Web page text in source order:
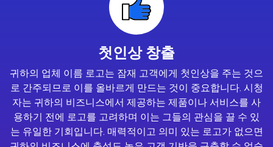
첫인상 창출
귀하의 업체 이름 로고는 잠재 고객에게 첫인상을 주는 것으
로 간주되므로 이를 올바르게 만드는 것이 중요합니다. 시청
자는 귀하의 비즈니스에서 제공하는 제품이나 서비스를 사
용하기 전에 로고를 고려하며 이는 그들의 관심을 끌 수 있
는 유일한 기회입니다. 매력적이고 의미 있는 로고가 없으면